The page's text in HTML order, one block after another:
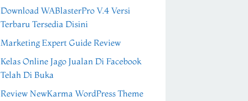
Download WABlasterPro V.4 Versi
Terbaru Tersedia Disini
Marketing Expert Guide Review
Kelas Online Jago Jualan Di Facebook
Telah Di Buka
Review NewKarma WordPress Theme